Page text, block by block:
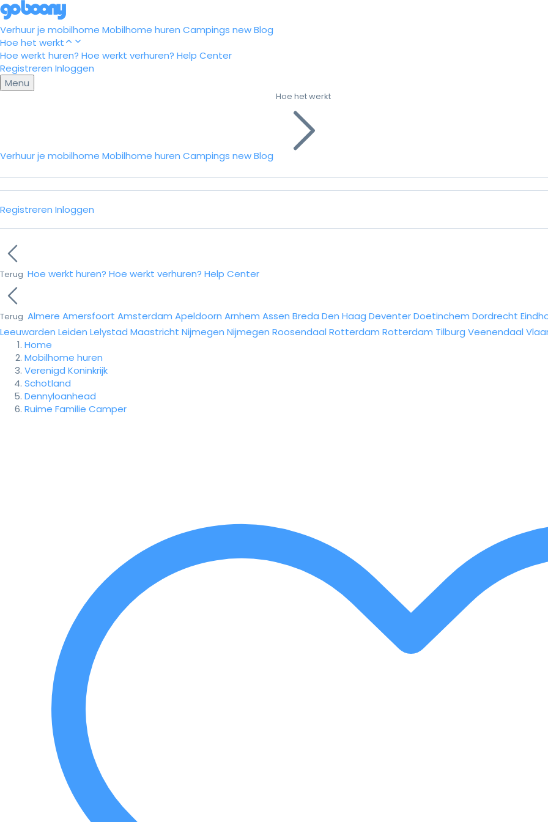
Verhuur je mobilhome Mobilhome huren Campings newBlog
Hoe het werkt
Hoe werkt huren? Hoe werkt verhuren? Help Center
Registreren Inloggen
Menu
Verhuur je mobilhome Mobilhome huren Campings newBlog
Hoe het werkt
Registreren Inloggen
Terug Hoe werkt huren? Hoe werkt verhuren? Help Center
Terug Almere Amersfoort Amsterdam Apeldoorn Arnhem Assen Breda Den Haag DeventerDoetinchem Dordrecht
Leeuwarden Leiden Lelystad Maastricht Nijmegen Nijmegen Roosendaal Rotterdam Rotterdam Tilburg Veenendaal
Home
Mobilhome huren
Verenigd Koninkrijk
Schotland
Dennyloanhead
Ruime Familie Camper